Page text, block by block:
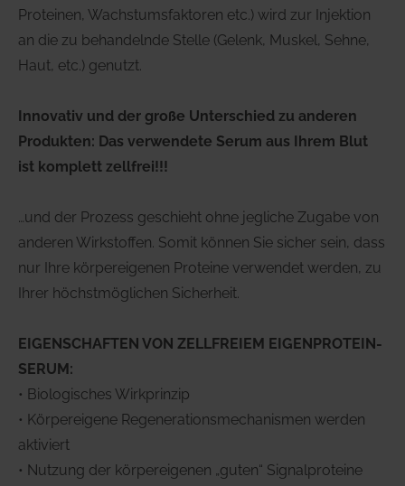
Proteinen, Wachstumsfaktoren etc.) wird zur Injektion
an die zu behandelnde Stelle (Gelenk, Muskel, Sehne,
Haut, etc.) genutzt.
Innovativ und der große Unterschied zu anderen
Produkten: Das verwendete Serum aus Ihrem Blut
ist komplett zellfrei!!!
…und der Prozess geschieht ohne jegliche Zugabe von
anderen Wirkstoffen. Somit können Sie sicher sein, dass
nur Ihre körpereigenen Proteine verwendet werden, zu
Ihrer höchstmöglichen Sicherheit.
EIGENSCHAFTEN VON ZELLFREIEM EIGENPROTEIN-
SERUM:
• Biologisches Wirkprinzip
• Körpereigene Regenerationsmechanismen werden
aktiviert
• Nutzung der körpereigenen „guten“ Signalproteine